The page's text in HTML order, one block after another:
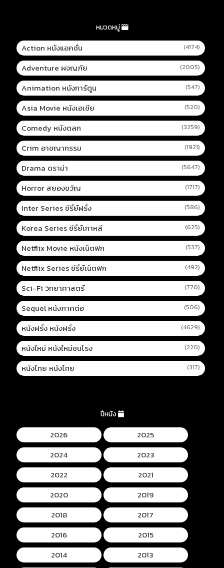
หมวดหมู่
Action หนังแอคชั่น (4174)
Adventure ผจญภัย (2005)
Animation หนังการ์ตูน (547)
Asia Movie หนังเอเชีย (520)
Comedy หนังตลก (3259)
Crim อาชญากรรม (1921)
Drama ดราม่า (5647)
Horror สยองขวัญ (1717)
Inter Series ซีรี่ย์ฝรั่ง (586)
Korea Series ซีรี่ย์เกาหลี (625)
Netflix Movie หนังเน็ตฟิก (537)
Netflix Series ซีรี่ย์เน็ตฟิก (492)
Sci-Fi วิทยาศาสตร์ (770)
Sequel หนังภาคต่อ (506)
หนังฝรั่ง หนังฝรั่ง (4629)
หนังใหม่ หนังใหม่ชนโรง (220)
หนังไทย หนังไทย (317)
ปีหนัง
2026
2025
2024
2023
2022
2021
2020
2019
2018
2017
2016
2015
2014
2013